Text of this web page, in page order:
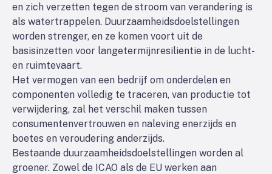
en zich verzetten tegen de stroom van verandering is
als watertrappelen. Duurzaamheidsdoelstellingen
worden strenger, en ze komen voort uit de
basisinzetten voor langetermijnresilientie in de lucht-
en ruimtevaart.
Het vermogen van een bedrijf om onderdelen en
componenten volledig te traceren, van productie tot
verwijdering, zal het verschil maken tussen
consumentenvertrouwen en naleving enerzijds en
boetes en veroudering anderzijds.
Bestaande duurzaamheidsdoelstellingen worden al
groener. Zowel de ICAO als de EU werken aan